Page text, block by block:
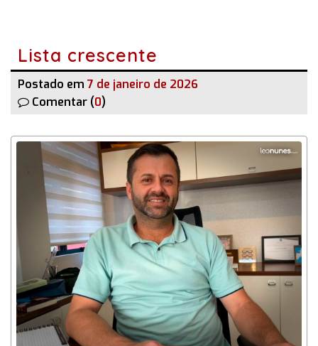
Lista crescente
Postado em 7 de janeiro de 2026
Comentar (0)